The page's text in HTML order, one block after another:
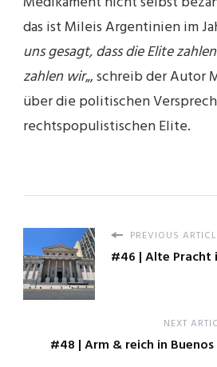
das ist Mileis Argentinien im
uns gesagt, dass die Elite
zahlen wir„, schreib der Autor
über die politischen
rechtspopulistischen Elite.
PREVIOUS
#46 | Alte Pracht
NEXT
#48 | Arm & reich in